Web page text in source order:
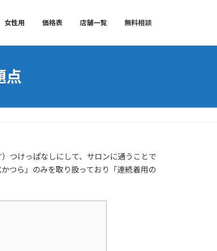
女性用 価格表 店舗一覧 無料相談
点
つけっぱなしにして、サロンに通うことで
つら」のみを取り扱っており「連続着用の